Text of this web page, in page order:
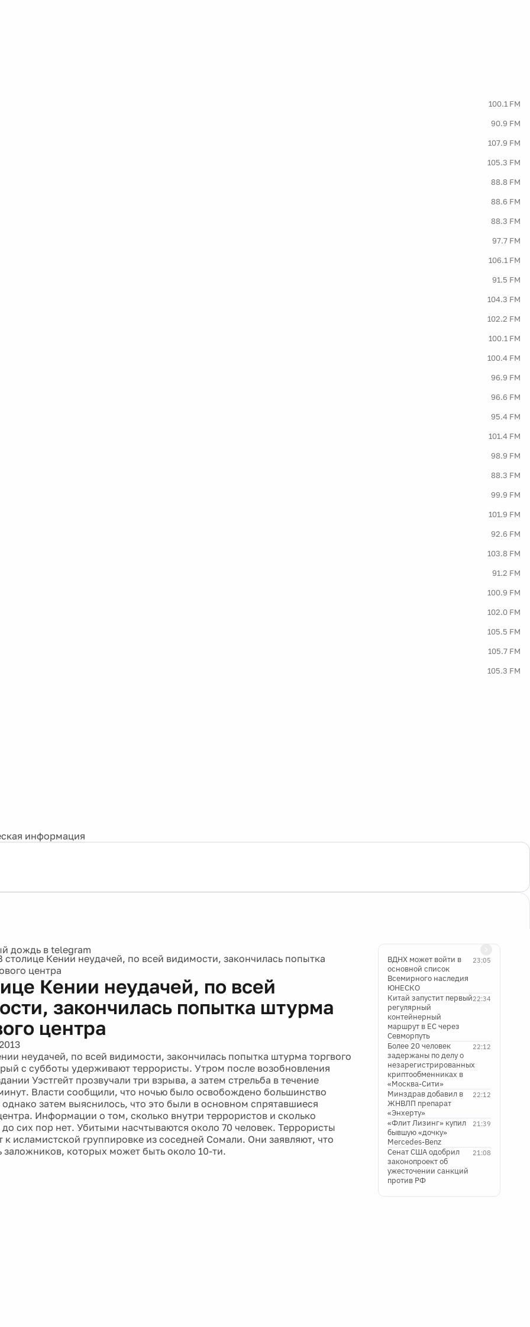
100.1 FM
90.9 FM
107.9 FM
105.3 FM
88.8 FM
88.6 FM
88.3 FM
97.7 FM
106.1 FM
91.5 FM
104.3 FM
102.2 FM
100.1 FM
100.4 FM
96.9 FM
96.6 FM
95.4 FM
101.4 FM
98.9 FM
88.3 FM
99.9 FM
101.9 FM
92.6 FM
103.8 FM
91.2 FM
100.9 FM
102.0 FM
105.5 FM
105.7 FM
105.3 FM
информация
столице Кении неудачей, по всей видимости, закончилась попытка
центра
Кении неудачей, по всей
закончилась попытка штурма
центра
неудачей, по всей видимости, закончилась попытка штурма торгвого
с субботы удерживают террористы. Утром после возобновления
Уэстгейт прозвучали три взрыва, а затем стрельба в течение
Власти сообщили, что ночью было освобождено большинство
затем выяснилось, что это были в основном спрятавшиеся
Информации о том, сколько внутри террористов и сколько
сих пор нет. Убитыми насчтываются около 70 человек. Террористы
к исламистской группировке из соседней Сомали. Они заявляют, что
заложников, которых может быть около 10-ти.
23:05
ВДНХ может войти в
основной список
Всемирного наследия
ЮНЕСКО
22:34
Китай запустит первый
регулярный
контейнерный
маршрут в ЕС через
Севморпуть
22:12
Более 20 человек
задержаны по делу о
незарегистрированных
криптообменниках в
«Москва-Сити»
22:12
Минздрав добавил в
ЖНВЛП препарат
«Энхерту»
21:39
«Флит Лизинг» купил
бывшую «дочку»
Mercedes-Benz
21:08
Сенат США одобрил
законопроект об
ужесточении санкций
против РФ